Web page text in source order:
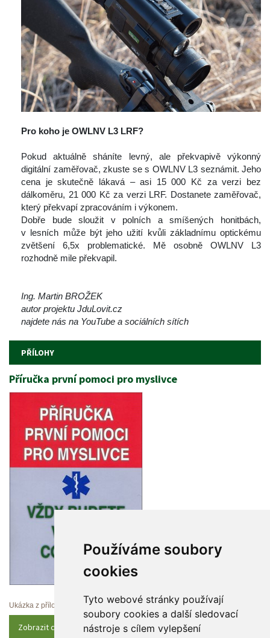
Používáme soubory
cookie
Tyto webové stránky používají
oubory cookies a další sledovací
nástroje s cílem vylepšení
Pro koho je OWLNV L3 LRF?
Pokud aktuálně sháníte levný, ale překvapivě výkonný
digitální zaměřovač, zkuste se s OWLNV L3 seznámit. Jeho
cena je skutečně lákavá – asi 15 000 Kč za verzi bez
dálkoměru, 21 000 Kč za verzi LRF. Dostanete zaměřovač,
který překvapí zpracováním i výkonem.
Dobře bude sloužit v polních a smíšených honitbách,
v lesních může být jeho užití kvůli základnímu optickému
zvětšení 6,5x problematické. Mě osobně OWLNV L3
rozhodně mile překvapil.
Ing. Martin BROŽEK
autor projektu JduLovit.cz
najdete nás na YouTube a sociálních sítích
PŘÍLOHY
Příručka první pomoci pro myslivce
Ukázka z přílohy
Zobrazit celý obsah